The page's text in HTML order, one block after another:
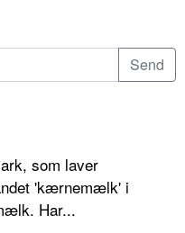
som laver
'kærnemælk' i
Har...